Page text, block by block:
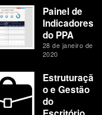
Painel de
Indicadores
do PPA
28 de janeiro de
2020
Estruturaçã
o e Gestão
do